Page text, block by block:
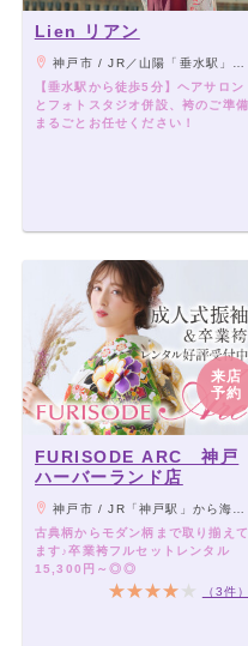
Lien リアン
神戸市 / JR／山陽「垂水駅」から徒歩5分
【垂水駅から徒歩5分】ヘアサロン
とフォトスタジオ併設、袴のご準備
まるごとお任せください！
来店
予約
FURISODE ARC 神戸
ハーバーランド店
神戸市 / JR「神戸駅」から海側徒歩5分 /地下鉄ハーバーランド駅から海側徒歩4分 /高速神戸駅から海側徒歩10分
古典柄からモダン柄まで取り揃えて
ます♪卒業袴フルセットレンタル
15,300円～◎◎
（3件）